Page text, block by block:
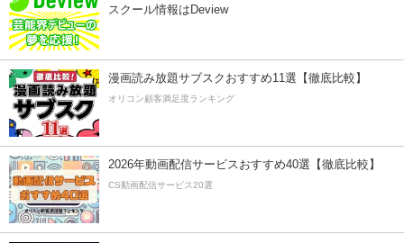
スクール情報はDeview
漫画読み放題サブスクおすすめ11選【徹底比較】
オリコン顧客満足度ランキング
2026年動画配信サービスおすすめ40選【徹底比較】
CS動画配信サービス20選